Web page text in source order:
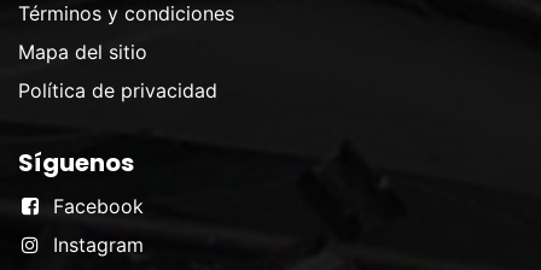
Términos y condiciones
Mapa del sitio
Política de privacidad
Síguenos
Facebook
Instagram